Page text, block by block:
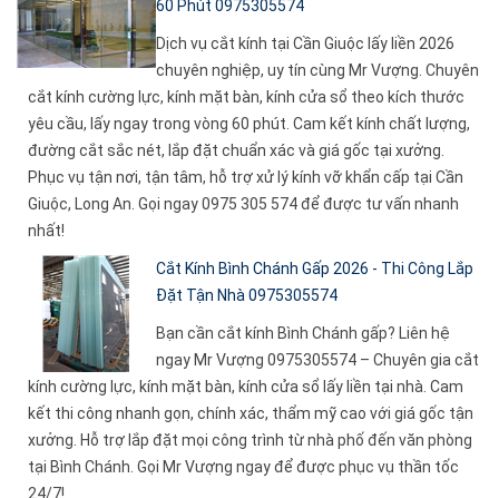
60 Phút 0975305574
Dịch vụ cắt kính tại Cần Giuộc lấy liền 2026
chuyên nghiệp, uy tín cùng Mr Vượng. Chuyên
cắt kính cường lực, kính mặt bàn, kính cửa sổ theo kích thước
yêu cầu, lấy ngay trong vòng 60 phút. Cam kết kính chất lượng,
đường cắt sắc nét, lắp đặt chuẩn xác và giá gốc tại xưởng.
Phục vụ tận nơi, tận tâm, hỗ trợ xử lý kính vỡ khẩn cấp tại Cần
Giuộc, Long An. Gọi ngay 0975 305 574 để được tư vấn nhanh
nhất!
Cắt Kính Bình Chánh Gấp 2026 - Thi Công Lắp
Đặt Tận Nhà 0975305574
Bạn cần cắt kính Bình Chánh gấp? Liên hệ
ngay Mr Vượng 0975305574 – Chuyên gia cắt
kính cường lực, kính mặt bàn, kính cửa sổ lấy liền tại nhà. Cam
kết thi công nhanh gọn, chính xác, thẩm mỹ cao với giá gốc tận
xưởng. Hỗ trợ lắp đặt mọi công trình từ nhà phố đến văn phòng
tại Bình Chánh. Gọi Mr Vượng ngay để được phục vụ thần tốc
24/7!